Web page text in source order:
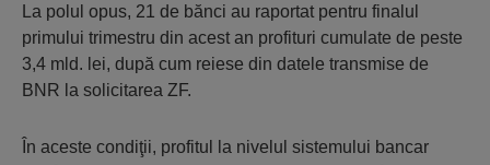
La polul opus, 21 de bănci au raportat pentru finalul
primului trimestru din acest an profituri cumulate de peste
3,4 mld. lei, după cum reiese din datele transmise de
BNR la solicitarea ZF.
În aceste condiţii, profitul la nivelul sistemului bancar